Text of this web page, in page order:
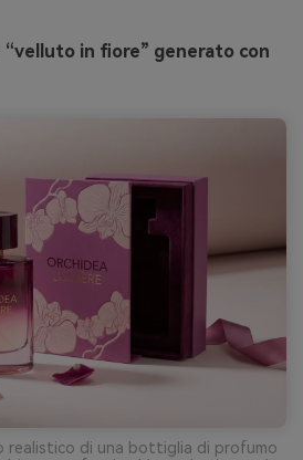
“velluto in fiore” generato con
realistico di una bottiglia di profumo